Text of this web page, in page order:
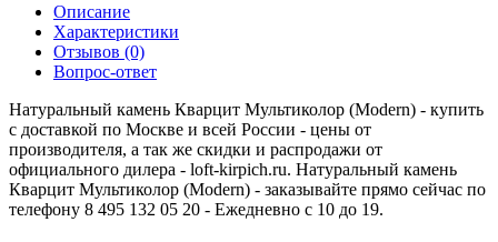
Описание
Характеристики
Отзывов (0)
Вопрос-ответ
Натуральный камень Кварцит Мультиколор (Modern) - купить
с доставкой по Москве и всей России - цены от
производителя, а так же скидки и распродажи от
официального дилера - loft-kirpich.ru. Натуральный камень
Кварцит Мультиколор (Modern) - заказывайте прямо сейчас по
телефону 8 495 132 05 20 - Ежедневно с 10 до 19.